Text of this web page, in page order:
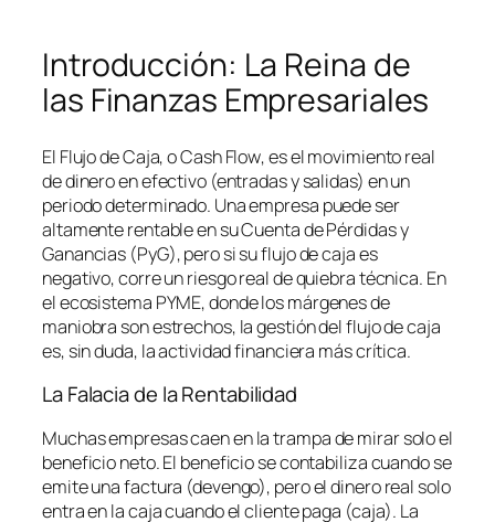
Introducción: La Reina de
las Finanzas Empresariales
El Flujo de Caja, oCash Flow, es el movimiento real
de dinero en efectivo (entradas y salidas) en un
periodo determinado. Una empresa puede ser
altamente rentable en su Cuenta de Pérdidas y
Ganancias (PyG), pero si su flujo de caja es
negativo, corre un riesgo real de quiebra técnica. En
el ecosistema PYME, donde los márgenes de
maniobra son estrechos, la gestión del flujo de caja
es, sin duda, la actividad financiera más crítica.
La Falacia de la Rentabilidad
Muchas empresas caen en la trampa de mirar solo el
beneficio neto. El beneficio se contabiliza cuando se
emite una factura (devengo), pero el dinero real solo
entra en la caja cuando el cliente paga (caja). La